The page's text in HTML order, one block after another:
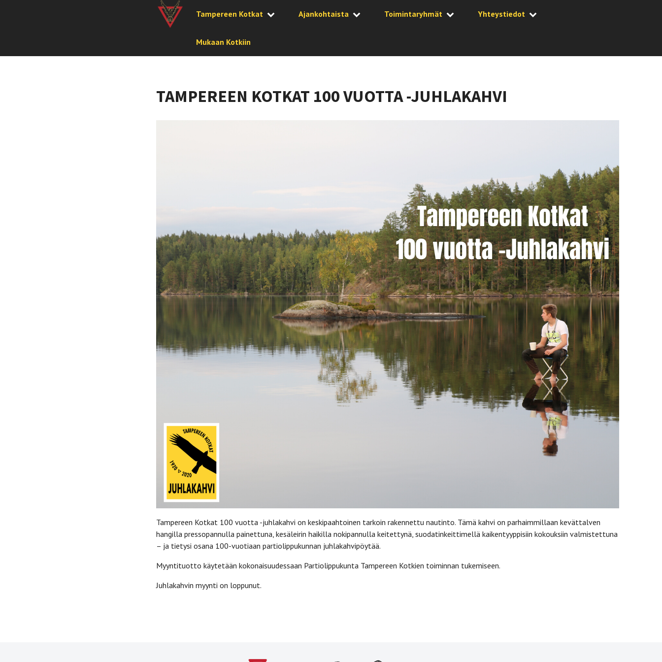
Tampereen Kotkat Ajankohtaista Toimintaryhmät Yhteystiedot
Mukaan Kotkiin
TAMPEREEN KOTKAT 100 VUOTTA -JUHLAKAHVI
Tampereen Kotkat 100 vuotta -juhlakahvi on keskipaahtoinen tarkoin rakennettu nautinto. Tämä kahvi on parhaimmillaan kevättalven
hangilla pressopannulla painettuna, kesäleirin haikilla nokipannulla keitettynä, suodatinkeittimellä kaikentyyppisiin kokouksiin valmistettuna
– ja tietysi osana 100-vuotiaan partiolippukunnan juhlakahvipöytää.
Myyntituotto käytetään kokonaisuudessaan Partiolippukunta Tampereen Kotkien toiminnan tukemiseen.
Juhlakahvin myynti on loppunut.